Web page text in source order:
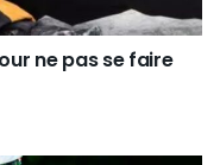
ne pas se faire